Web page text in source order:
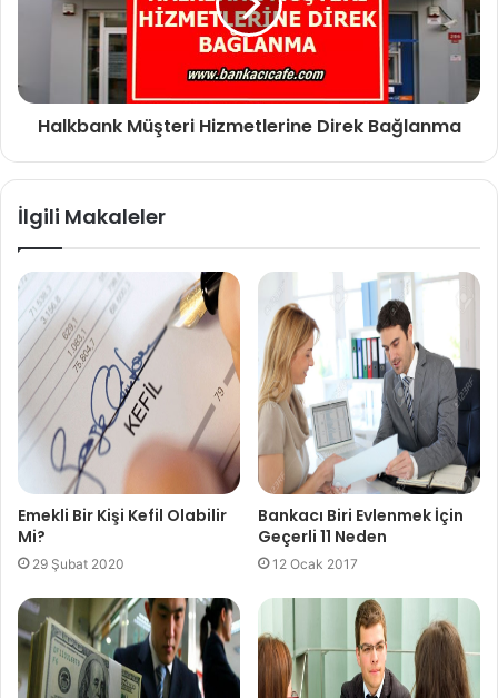
Halkbank Müşteri Hizmetlerine Direk Bağlanma
İlgili Makaleler
Emekli Bir Kişi Kefil Olabilir
Mi?
29 Şubat 2020
Bankacı Biri Evlenmek İçin
Geçerli 11 Neden
12 Ocak 2017